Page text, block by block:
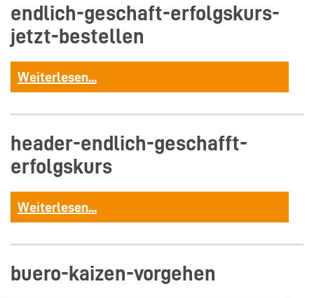
endlich-geschaft-erfolgskurs-
jetzt-bestellen
Weiterlesen...
header-endlich-geschafft-
erfolgskurs
Weiterlesen...
buero-kaizen-vorgehen